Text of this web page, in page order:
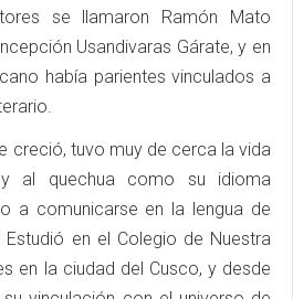
se llamaron Ramón Mato
Usandivaras Gárate, y en
había parientes vinculados a
creció, tuvo muy de cerca la vida
al quechua como su idioma
a comunicarse en la lengua de
Estudió en el Colegio de Nuestra
en la ciudad del Cusco, y desde